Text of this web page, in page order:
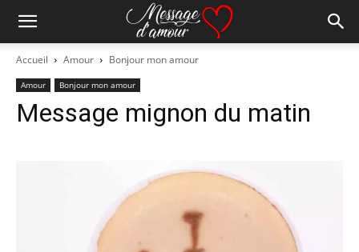
Accueil Amour Bonjour mon amour
Amour Bonjour mon amour
Message mignon du matin